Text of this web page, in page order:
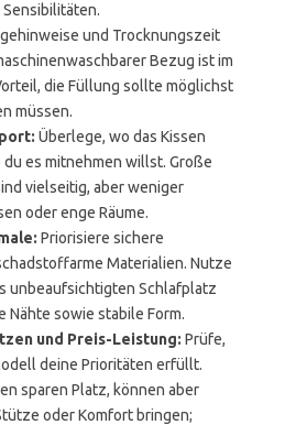
und Trocknungszeit
Bezug ist im
die Füllung sollte möglichst
müssen.
Überlege, wo das Kissen
es mitnehmen willst. Große
vielseitig, aber weniger
oder enge Räume.
Priorisiere sichere
Materialien. Nutze
unbeaufsichtigten Schlafplatz
Nähte sowie stabile Form.
und Preis-Leistung: Prüfe,
deine Prioritäten erfüllt.
sparen Platz, können aber
oder Komfort bringen;